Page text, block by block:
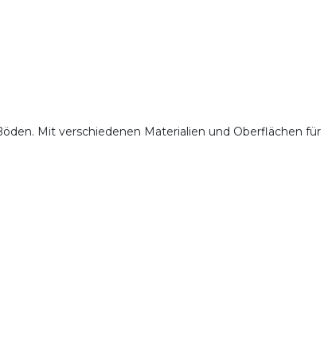
Mit verschiedenen Materialien und Oberflächen für